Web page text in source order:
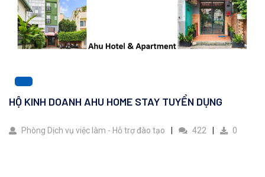
HỘ KINH DOANH AHU HOME STAY TUYỂN DỤNG
Phòng Dịch vụ việc làm - Hỗ trợ đào tạo 422 0